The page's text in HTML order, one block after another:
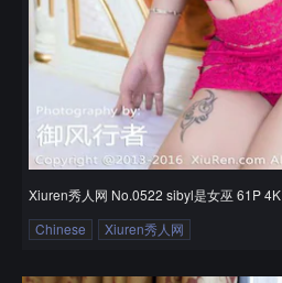
Xiuren秀人网 No.0522 sibyl是女巫 61P 4K
Chinese
Xiuren秀人网